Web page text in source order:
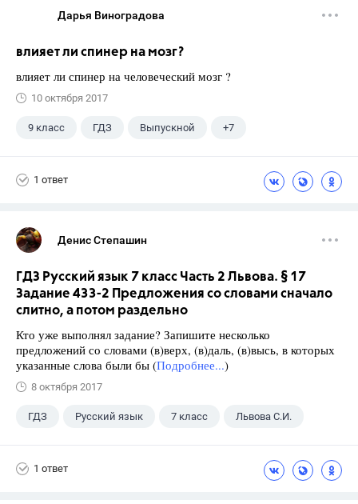
Дарья Виноградова
влияет ли спинер на мозг?
влияет ли спинер на человеческий мозг ?
10 октября 2017
9 класс ГДЗ Выпускной +7
1 ответ
Денис Степашин
ГДЗ Русский язык 7 класс Часть 2 Львова. § 17
Задание 433-2 Предложения со словами сначало
слитно, а потом раздельно
Кто уже выполнял задание? Запишите несколько
предложений со словами (в)верх, (в)даль, (в)высь, в которых
указанные слова были бы (Подробнее...)
8 октября 2017
ГДЗ Русский язык 7 класс Львова С.И.
1 ответ